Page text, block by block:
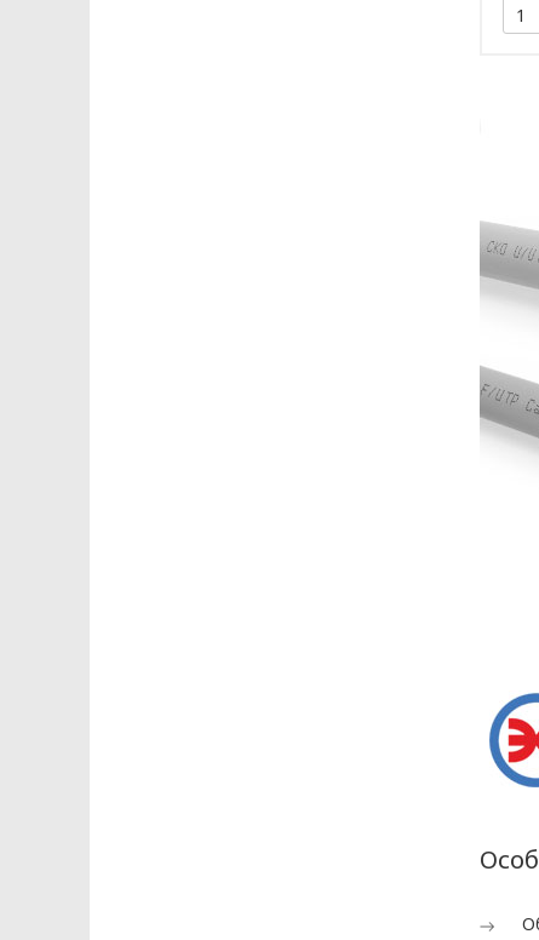
ПОЛИТИКА
1.1. Настоящая политика в
определяет цели, принципы,
1.2. Политика в отношении
Беларусь, регулирующего область
1.3. Локальные правовые акты по
Политики в отношении
Правовое